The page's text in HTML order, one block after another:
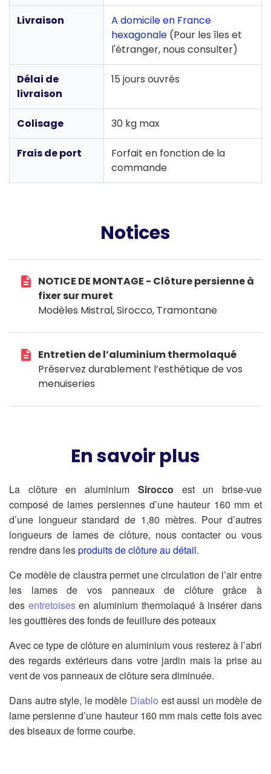
Livraison
A domicile en France
hexagonale (Pour les îles et
l'étranger, nous consulter)
Délai de
livraison
15 jours ouvrés
Colisage 30 kg max
Frais de port
Forfait en fonction de la
commande
Notices
description NOTICE DE MONTAGE - Clôture persienne à
fixer sur muret
Modèles Mistral, Sirocco, Tramontane
description Entretien de l’aluminium thermolaqué
Préservez durablement l’esthétique de vos
menuiseries
En savoir plus
La clôture en aluminium Sirocco est un brise-vue
composé de lames persiennes d’une hauteur 160 mm et
d’une longueur standard de 1,80 mètres. Pour d’autres
longueurs de lames de clôture, nous contacter ou vous
rendre dans lesproduits de clôture au détail.
Ce modèle de claustra permet une circulation de l’air entre
les lames de vos panneaux de clôture grâce à
des entretoises en aluminium thermolaqué à insérer dans
les gouttières des fonds de feuillure des poteaux
Avec ce type de clôture en aluminium vous resterez à l’abri
des regards extérieurs dans votre jardin mais la prise au
vent de vos panneaux de clôture sera diminuée.
Dans autre style, le modèle Diablo est aussi un modèle de
lame persienne d’une hauteur 160 mm mais cette fois avec
des biseaux de forme courbe.